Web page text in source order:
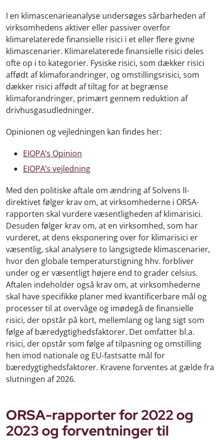
I en klimascenarieanalyse undersøges sårbarheden af
virksomhedens aktiver eller passiver overfor
klimarelaterede finansielle risici i et eller flere givne
klimascenarier. Klimarelaterede finansielle risici deles
ofte op i to kategorier. Fysiske risici, som dækker risici
affødt af klimaforandringer, og omstillingsrisici, som
dækker risici affødt af tiltag for at begrænse
klimaforandringer, primært gennem reduktion af
drivhusgasudledninger.
Opinionen og vejledningen kan findes her:
EIOPA’s Opinion
EIOPA’s vejledning
Med den politiske aftale om ændring af Solvens II-
direktivet følger krav om, at virksomhederne i ORSA-
rapporten skal vurdere væsentlig­heden af klimarisici.
Desuden følger krav om, at en virksomhed, som har
vurderet, at dens eksponering over for klimarisici er
væsentlig, skal analysere to langsigtede klimascenarier,
hvor den globale temperaturstigning hhv. forbliver
under og er væsentligt højere end to grader celsius.
Aftalen indeholder også krav om, at virksomhederne
skal have specifikke planer med kvantificerbare mål og
processer til at overvåge og imødegå de finansielle
risici, der opstår på kort, mellemlang og lang sigt som
følge af bæredygtighedsfaktorer. Det omfatter bl.a.
risici, der opstår som følge af tilpasning og omstilling
hen imod nationale og EU-fastsatte mål for
bæredygtighedsfaktorer. Kravene forventes at gælde fra
slutningen af 2026.
ORSA-rapporter for 2022 og
2023 og forventninger til